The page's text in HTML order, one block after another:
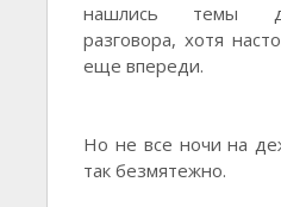
нашлись темы
разговора, хотя
еще впереди.
Но не все ночи на
так безмятежно.